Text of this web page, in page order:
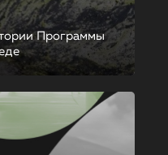
Программы